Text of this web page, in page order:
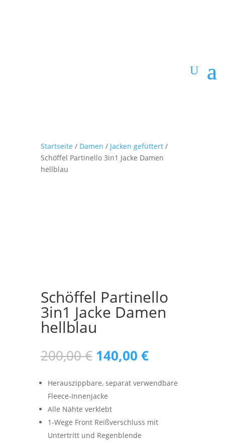
Startseite / Damen / Jacken gefüttert/
Schöffel Partinello 3in1 Jacke Damen
hellblau
Schöffel Partinello
3in1 Jacke Damen
hellblau
200,00€ Ursprünglicher
Preis
war:
200,00 €
140,00 €Aktueller
Preis
ist:
140,00 €.
Herauszippbare, separat verwendbare
Fleece-Innenjacke
Alle Nähte verklebt
1-Wege Front Reißverschluss mit
Untertritt und Regenblende